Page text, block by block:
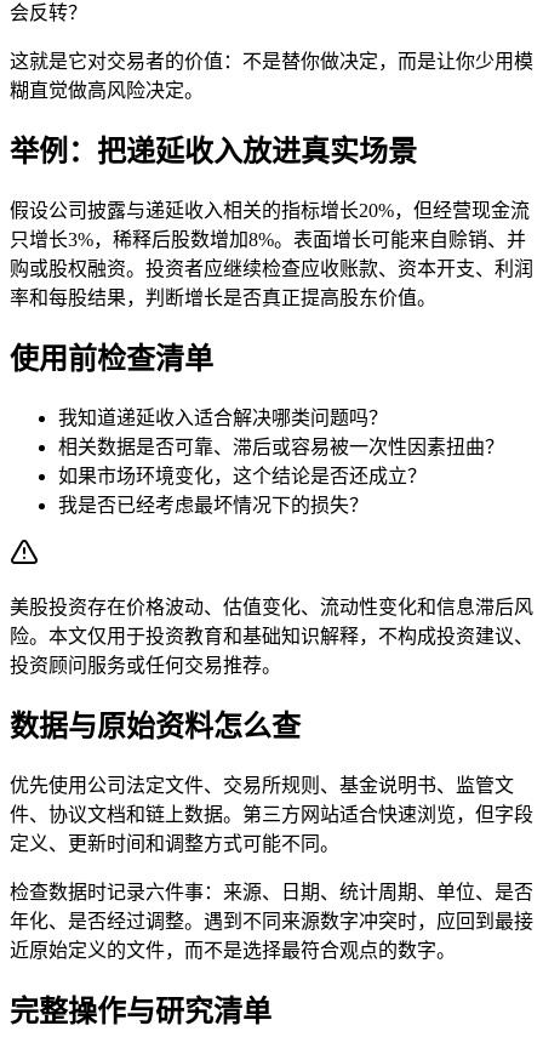
会反转？
这就是它对交易者的价值：不是替你做决定，而是让你少用模
糊直觉做高风险决定。
举例：把递延收入放进真实场景
假设公司披露与递延收入相关的指标增长20%，但经营现金流
只增长3%，稀释后股数增加8%。表面增长可能来自赊销、并
购或股权融资。投资者应继续检查应收账款、资本开支、利润
率和每股结果，判断增长是否真正提高股东价值。
使用前检查清单
我知道递延收入适合解决哪类问题吗？
相关数据是否可靠、滞后或容易被一次性因素扭曲？
如果市场环境变化，这个结论是否还成立？
我是否已经考虑最坏情况下的损失？
美股投资存在价格波动、估值变化、流动性变化和信息滞后风
险。本文仅用于投资教育和基础知识解释，不构成投资建议、
投资顾问服务或任何交易推荐。
数据与原始资料怎么查
优先使用公司法定文件、交易所规则、基金说明书、监管文
件、协议文档和链上数据。第三方网站适合快速浏览，但字段
定义、更新时间和调整方式可能不同。
检查数据时记录六件事：来源、日期、统计周期、单位、是否
年化、是否经过调整。遇到不同来源数字冲突时，应回到最接
近原始定义的文件，而不是选择最符合观点的数字。
完整操作与研究清单